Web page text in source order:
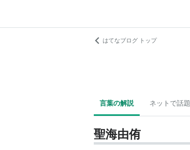
はてなブログ トップ
言葉の解説 ネットで話題
聖海由侑